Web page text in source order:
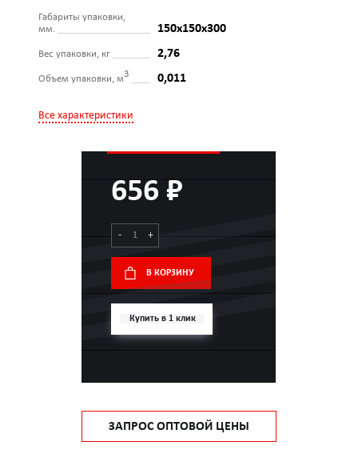
Габариты упаковки,
мм.
150х150х300
Вес упаковки, кг 2,76
Объем упаковки, м3 0,011
Все характеристики
656 ₽
- +
В КОРЗИНУ
Купить в 1 клик
ЗАПРОС ОПТОВОЙ ЦЕНЫ